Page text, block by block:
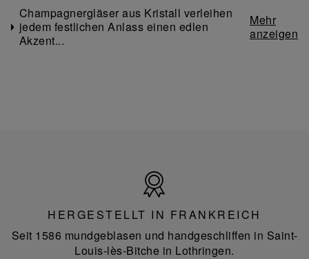
Champagnergläser aus Kristall verleihen
jedem festlichen Anlass einen edlen
Akzent...
Frankreich
HERGESTELLT IN FRANKREICH
Seit 1586 mundgeblasen und handgeschliffen in Saint-
Louis-lès-Bitche in Lothringen.